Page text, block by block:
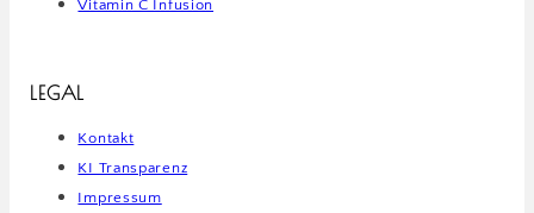
Vitamin C Infusion
LEGAL
Kontakt
KI Transparenz
Impressum